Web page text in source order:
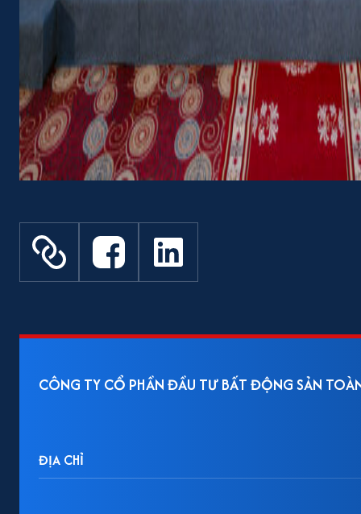
CÔNG TY CỔ PHẦN ĐẦU TƯ BẤT ĐỘNG SẢN
ĐỊA CHỈ